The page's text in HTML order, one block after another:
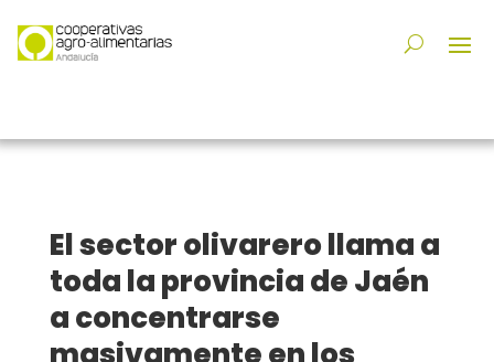
El sector olivarero llama a
toda la provincia de Jaén
a concentrarse